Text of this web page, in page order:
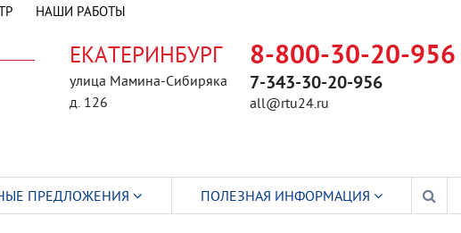
НАШИ РАБОТЫ
ЕКАТЕРИНБУРГ
улица Мамина-Сибиряка
д. 126
8-800-30-20-956
7-343-30-20-956
all@rtu24.ru
ПРЕДЛОЖЕНИЯ ПОЛЕЗНАЯ ИНФОРМАЦИЯ